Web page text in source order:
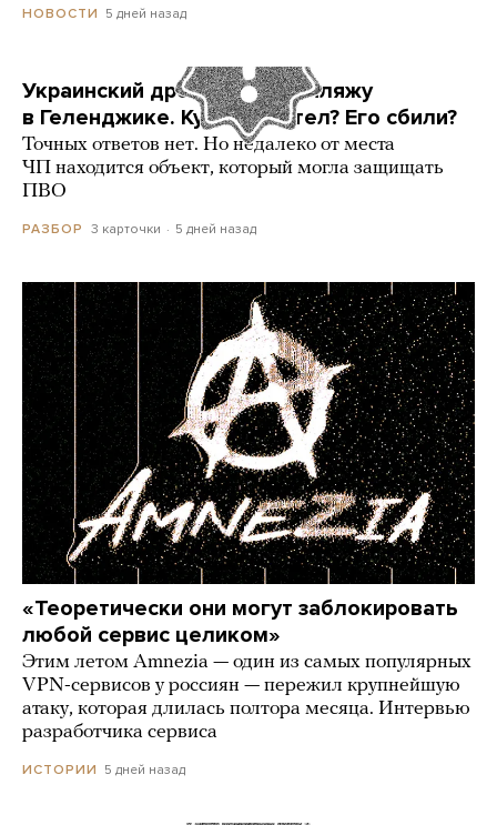
НОВОСТИ 5 дней назад
Украинский дрон попал по пляжу
в Геленджике. Куда он летел? Его сбили?
Точных ответов нет. Но недалеко от места
ЧП находится объект, который могла защищать
ПВО
РАЗБОР 3 карточки 5 дней назад
«Теоретически они могут заблокировать
любой сервис целиком»
Этим летом Amnezia — один из самых популярных
VPN-сервисов у россиян — пережил крупнейшую
атаку, которая длилась полтора месяца. Интервью
разработчика сервиса
ИСТОРИИ 5 дней назад